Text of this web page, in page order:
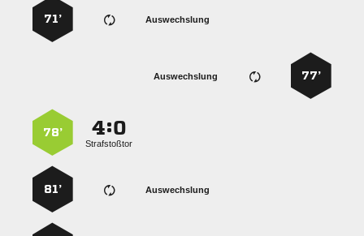
Auswechslung
71’
77’
Auswechslung
:
Strafstoßtor
78’
Auswechslung
81’